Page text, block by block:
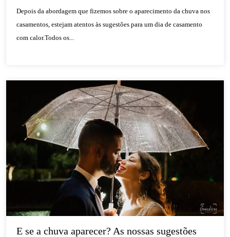
Depois da abordagem que fizemos sobre o aparecimento da chuva nos
casamentos, estejam atentos às sugestões para um dia de casamento
com calor.Todos os...
E se a chuva aparecer? As nossas sugestões